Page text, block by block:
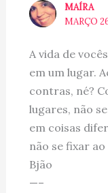
MAÍRA
MARÇO
A vida de
em um lugar.
contras, né?
lugares, não
em coisas
não se fixar
Bjão
—–